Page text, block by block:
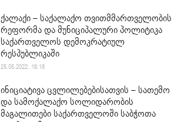
ქალაქი – საქალაქო თვითმმართველობის
რეფორმა და მუნიციპალური პოლიტიკა
საქართველოს დემოკრატიულ
რესპუბლიკაში
25.05.2022. 16:18
ინიციატივა ცვლილებებისათვის – სათემო
და სამოქალაქო სოლიდარობის
მაგალითები საქართველოში საბჭოთა